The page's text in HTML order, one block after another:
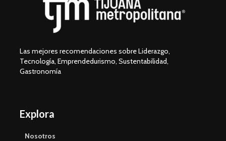
Las mejores recomendaciones sobre Liderazgo,
Tecnología, Emprendedurismo, Sustentabilidad,
Gastronomía
Explora
Nosotros